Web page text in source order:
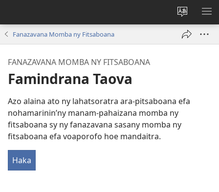
Hiova
fiteny
Fanazavana Momba ny Fitsaboana
FANAZAVANA MOMBA NY FITSABOANA
Famindrana Taova
Azo alaina ato ny lahatsoratra ara-pitsaboana efa
nohamarinin’ny manam-pahaizana momba ny
fitsaboana sy ny fanazavana sasany momba ny
fitsaboana efa voaporofo hoe mandaitra.
Haka